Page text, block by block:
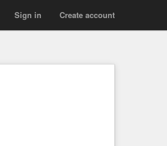
Create account
Sign in